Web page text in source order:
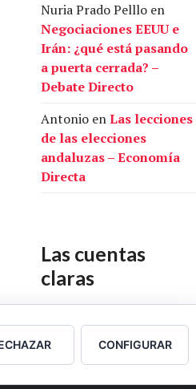
Nuria Prado Pelllo en
Negociaciones EEUU e
Irán: ¿qué está pasando
a puerta cerrada? –
Debate Directo
Antonio enLas lecciones
de las elecciones
andaluzas – Economía
Directa
Las cuentas
claras
Nuestras cuentas
CONFIGURAR